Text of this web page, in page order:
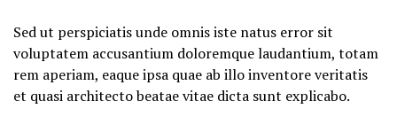
Sed ut perspiciatis unde omnis iste natus error sit
voluptatem accusantium doloremque laudantium, totam
rem aperiam, eaque ipsa quae ab illo inventore veritatis
et quasi architecto beatae vitae dicta sunt explicabo.